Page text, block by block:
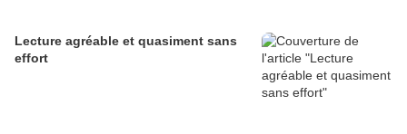
Lecture agréable et quasiment sans
effort